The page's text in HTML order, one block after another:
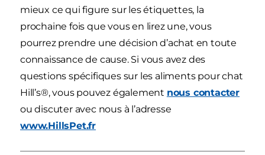
mieux ce qui figure sur les étiquettes, la
prochaine fois que vous en lirez une, vous
pourrez prendre une décision d’achat en toute
connaissance de cause. Si vous avez des
questions spécifiques sur les aliments pour chat
Hill’s®, vous pouvez également nous contacter
ou discuter avec nous à l’adresse
www.HillsPet.fr